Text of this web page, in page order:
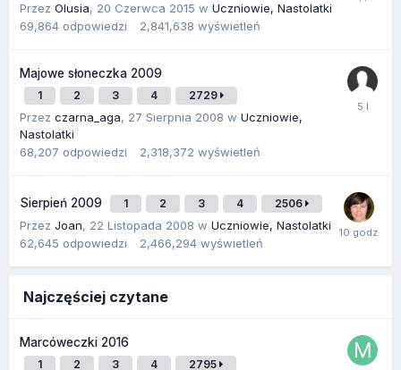
Przez Olusia, 20 Czerwca 2015 w Uczniowie, Nastolatki
69,864 odpowiedzi 2,841,638 wyświetleń
Majowe słoneczka 2009
1 2 3 4 2729
Przez czarna_aga, 27 Sierpnia 2008 w Uczniowie,
Nastolatki
68,207 odpowiedzi 2,318,372 wyświetleń
Sierpień 2009 1 2 3 4 2506
Przez Joan, 22 Listopada 2008 w Uczniowie, Nastolatki
62,645 odpowiedzi 2,466,294 wyświetleń
Najczęściej czytane
Marcóweczki 2016
1 2 3 4 2795